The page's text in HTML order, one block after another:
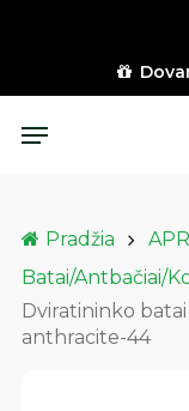
content
Menu
Pradžia
Batai/Antbačiai/
Dviratininko
anthracite-44